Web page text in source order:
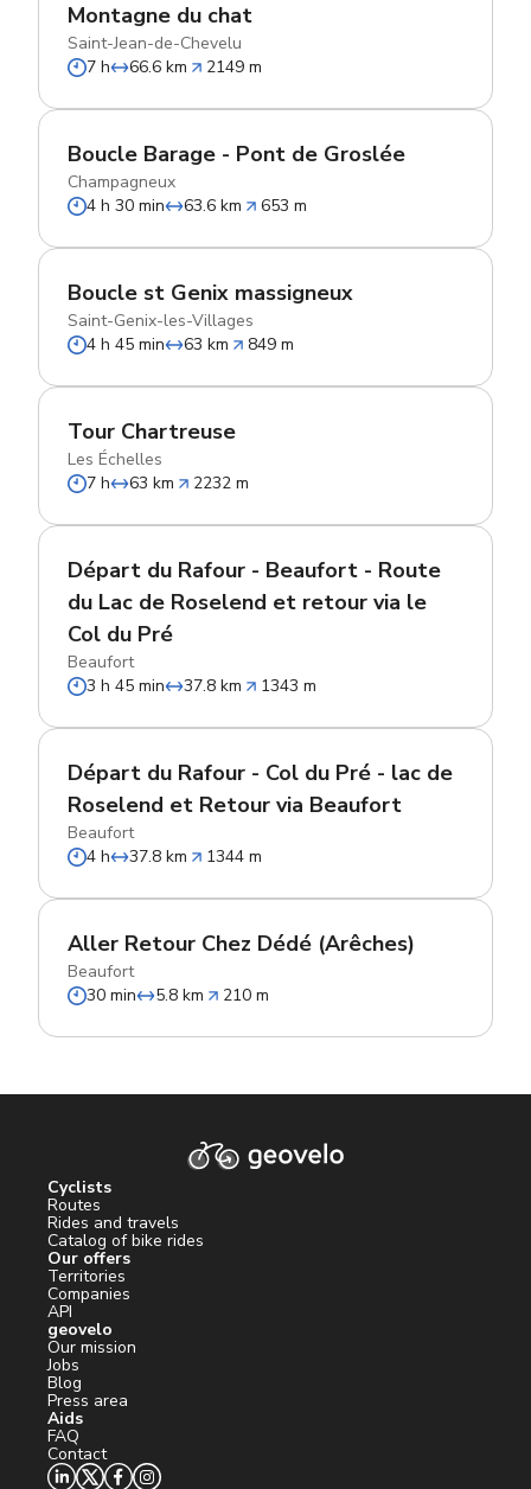
Montagne du chat
Saint-Jean-de-Chevelu
7 h
66.6 km 2149 m
Boucle Barage - Pont de Groslée
Champagneux
4 h 30 min
63.6 km 653 m
Boucle st Genix massigneux
Saint-Genix-les-Villages
4 h 45 min
63 km 849 m
Tour Chartreuse
Les Échelles
7 h
63 km 2232 m
Départ du Rafour - Beaufort - Route
du Lac de Roselend et retour via le
Col du Pré
Beaufort
3 h 45 min
37.8 km 1343 m
Départ du Rafour - Col du Pré - lac de
Roselend et Retour via Beaufort
Beaufort
4 h
37.8 km 1344 m
Aller Retour Chez Dédé (Arêches)
Beaufort
30 min
5.8 km 210 m
Cyclists
Routes
Rides and travels
Catalog of bike rides
Our offers
Territories
Companies
API
geovelo
Our mission
Jobs
Blog
Press area
Aids
FAQ
Contact